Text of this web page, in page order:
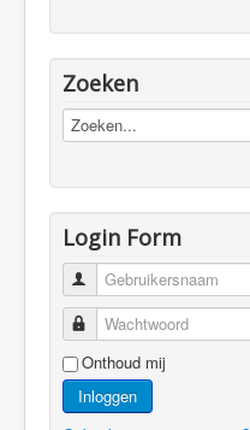
Zoeken
Login Form
Gebruikersnaam
Wachtwoord
Onthoud mij
Inloggen